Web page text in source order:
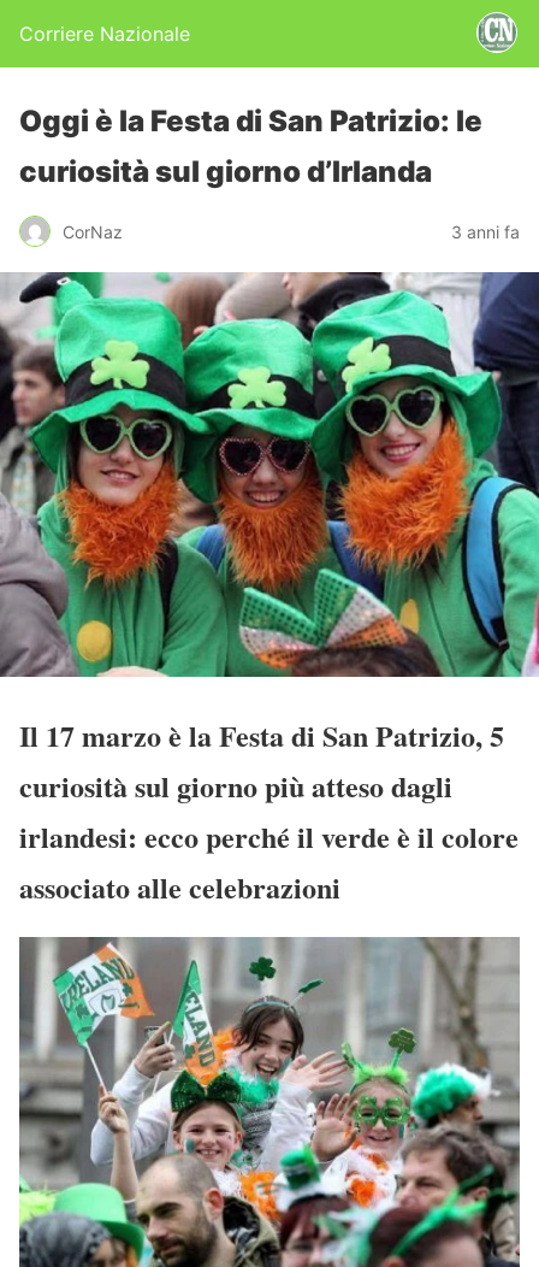
Corriere Nazionale
Oggi è la Festa di San Patrizio: le
curiosità sul giorno d’Irlanda
CorNaz 3 anni fa
Il 17 marzo è la Festa di San Patrizio, 5
curiosità sul giorno più atteso dagli
irlandesi: ecco perché il verde è il colore
associato alle celebrazioni